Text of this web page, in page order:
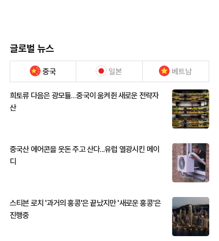
글로벌 뉴스
중국 일본 베트남
희토류 다음은 광모듈…중국이 움켜쥔 새로운 전략자
산
중국산 에어콘을 웃돈 주고 산다...유럽 열광시킨 메이
디
스티븐 로치 '과거의 홍콩'은 끝났지만 '새로운 홍콩'은
진행중